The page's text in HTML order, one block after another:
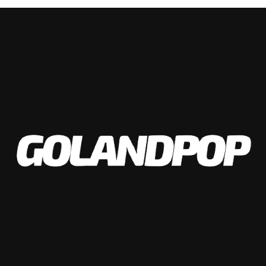
✍️ El delantero pirata
renovó su contrato con